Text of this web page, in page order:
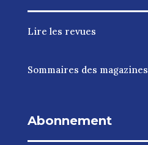
Lire les revues
Sommaires des magazines
Abonnement